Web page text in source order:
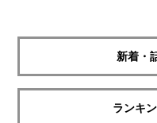
新着・
ランキ